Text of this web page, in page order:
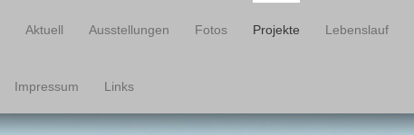
Aktuell Ausstellungen Fotos Projekte Lebenslauf
Impressum Links